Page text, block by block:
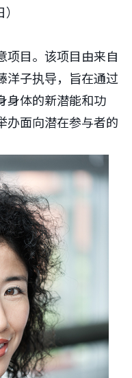
项目。该项目由来自
洋子执导，旨在通过
身体的新潜能和功
办面向潜在参与者的